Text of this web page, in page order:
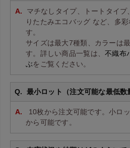
マチなしタイプ、トートタイ
りたたみエコバッグ など、多
す。
サイズは最大7種類、カラーは
す。詳しい商品一覧は、不織布
ぶをご覧ください。
最小ロット（注文可能な最低数
10枚から注文可能です。小ロ
から可能です。